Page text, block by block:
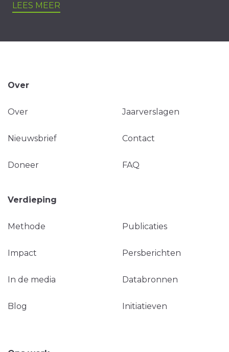
LEES MEER
Over
Over Jaarverslagen
Nieuwsbrief Contact
Doneer FAQ
Verdieping
Methode Publicaties
Impact Persberichten
In de media Databronnen
Blog Initiatieven